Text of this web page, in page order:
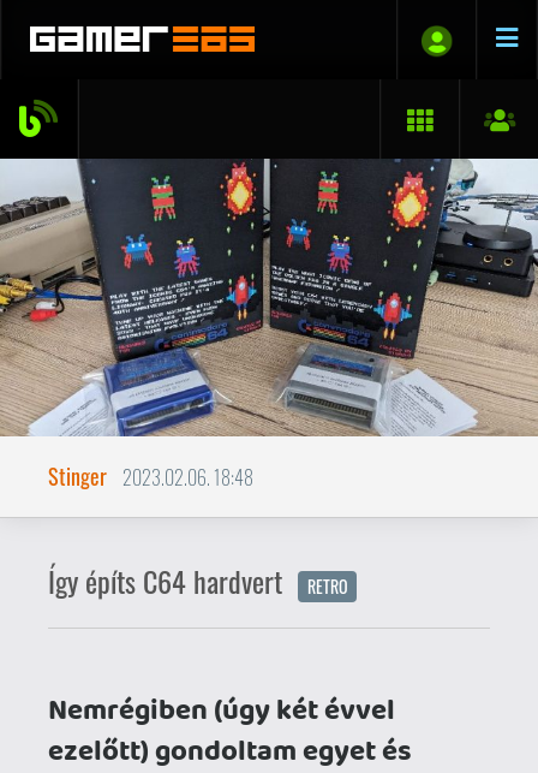
Stinger 2023.02.06. 18:48
Így építs C64 hardvert
ezelőtt) gondoltam egyet és
belefogtam egy saját tervezésű
C64-es játékgyűjtemény
bővítőkártyás, ún. cartridge
formátumban szerettem volna
elkészíteni.